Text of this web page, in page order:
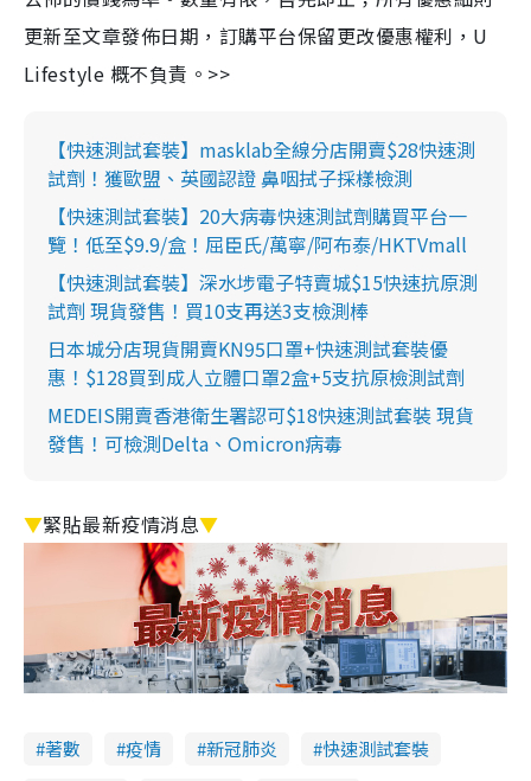
更新至文章發佈日期，訂購平台保留更改優惠權利，U
Lifestyle 概不負責。>>
【快速測試套裝】masklab全線分店開賣$28快速測
試劑！獲歐盟、英國認證 鼻咽拭子採樣檢測
【快速測試套裝】20大病毒快速測試劑購買平台一
覽！低至$9.9/盒！屈臣氏/萬寧/阿布泰/HKTVmall
【快速測試套裝】深水埗電子特賣城$15快速抗原測
試劑 現貨發售！買10支再送3支檢測棒
日本城分店現貨開賣KN95口罩+快速測試套裝優
惠！$128買到成人立體口罩2盒+5支抗原檢測試劑
MEDEIS開賣香港衛生署認可$18快速測試套裝 現貨
發售！可檢測Delta、Omicron病毒
▼緊貼最新疫情消息▼
著數 疫情 新冠肺炎
快速測試套裝